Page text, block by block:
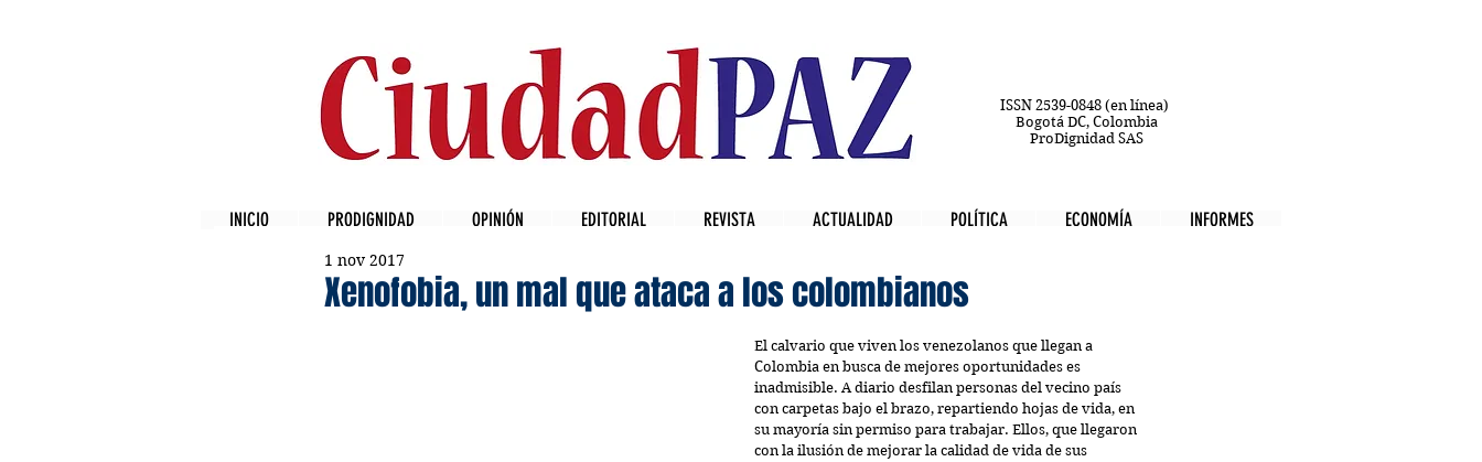
ISSN 2539-0848 (en línea)
Bogotá DC, Colombia
ProDignidad SAS
INICIO PRODIGNIDAD OPINIÓN EDITORIAL REVISTA ACTUALIDAD POLÍTICA ECONOMÍA INFORMES
Xenofobia, un mal que ataca a los colombianos
1 nov 2017
El calvario que viven los venezolanos que llegan a
Colombia en busca de mejores oportunidades es
inadmisible. A diario desfilan personas del vecino país
con carpetas bajo el brazo, repartiendo hojas de vida, en
su mayoría sin permiso para trabajar. Ellos, que llegaron
con la ilusión de mejorar la calidad de vida de sus